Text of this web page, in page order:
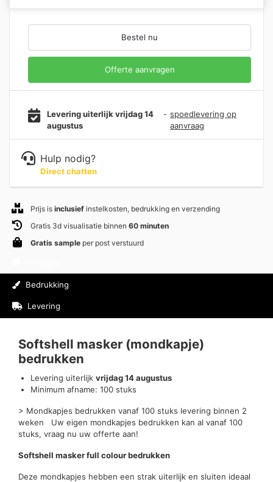
Bestel nu
Offerte aanvragen
Levering uiterlijk vrijdag 14
augustus
- spoedlevering op
aanvraag
Hulp nodig?
Direct chatten
Prijs is inclusief instelkosten, bedrukking en verzending
Gratis 3d visualisatie binnen 60 minuten
Gratis sample per post verstuurd
Bedrukking
Levering
Softshell masker (mondkapje)
bedrukken
Levering uiterlijk vrijdag 14 augustus
Minimum afname: 100 stuks
> Mondkapjes bedrukken vanaf 100 stuks levering binnen 2
weken Uw eigen mondkapjes bedrukken kan al vanaf 100
stuks, vraag nu uw offerte aan!
Softshell masker full colour bedrukken
Deze mondkapjes hebben een strak uiterlijk en sluiten ideaal